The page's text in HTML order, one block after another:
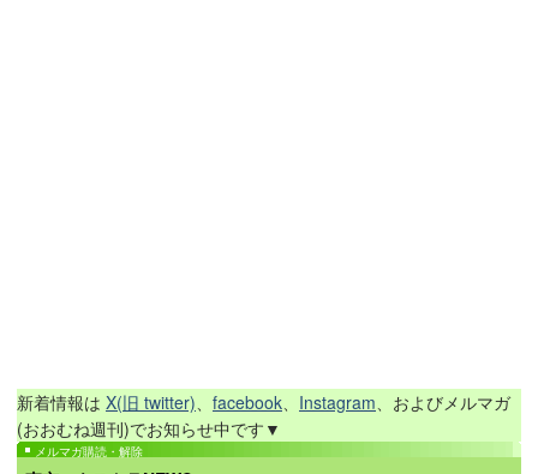
新着情報は X(旧 twitter)、 facebook、 Instagram、およびメルマガ
(おおむね週刊)でお知らせ中です▼
メルマガ購読・解除